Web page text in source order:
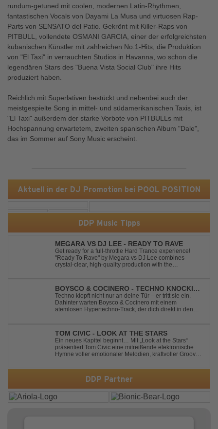
Aktuell in der DJ Promotion bei POOL POSITION
DDP Music Tipps
MEGARA VS DJ LEE - READY TO RAVE
Get ready for a full-throttle Hard Trance experience!
"Ready To Rave" by Megara vs DJ Lee combines
crystal-clear, high-quality production with the
track delivers pure rave nostalgia wh...
BOYSCO & COCINERO - TECHNO KNOCKIN'
AT YOUR DOOR
Techno klopft nicht nur an deine Tür – er tritt sie ein.
Dahinter warten Boysco & Cocinero mit einem
atemlosen Hypertechno-Track, der dich direkt in den
bounce!
TOM CIVIC - LOOK AT THE STARS
Ein neues Kapitel beginnt… Mit „Look at the Stars“
präsentiert Tom Civic eine mitreißende elektronische
Hymne voller emotionaler Melodien, kraftvoller Grooves
hinauszublicken. Bekannt für seine einzigartige
Verbindung aus Dance, House und elektronische...
DDP Partner
rundum-getuned mit coolen, modernen Latin-Rhythmen,
fantastischen Vocals von Dayami La Musa und virtuosen Rap-
Parts von SENSATO del Patio. Gekrönt mit Killer-Raps von
PITBULL, vollendete OSMANI GARCIA, einer der erfolgreichsten
kubanischen Künstler mit zahlreichen No.1-Hits, die Produktion
von "El Taxi" in verrauchten Studios in Havanna, wo schon die
legendären Stars des "Buena Vista Social Club" ihre Hits
produziert haben.
Reichlich mit Superlativen bestückt und nebenbei auch der
meistgespielte Song in mittel- und südamerikanischen Taxis, ist
"El Taxi" außerdem der starke Vorbote von PITBULLs mit
Hochspannung erwartetem, zweiten spanischen Album "Dale",
das im Sommer auf Sony Music erscheint.